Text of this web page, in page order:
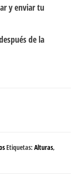
y enviar tu
de la
Etiquetas: Alturas,